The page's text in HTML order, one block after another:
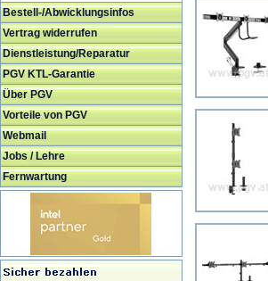
Bestell-/Abwicklungsinfos
Vertrag widerrufen
Dienstleistung/Reparatur
PGV KTL-Garantie
Über PGV
Vorteile von PGV
Webmail
Jobs / Lehre
Fernwartung